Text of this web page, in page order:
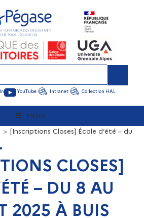
YouTube Intranet Collection HAL
MENU
CLOSES]
– DU 8 AU
2025 À BUIS
> [Inscriptions Closes] École d’été – du 8